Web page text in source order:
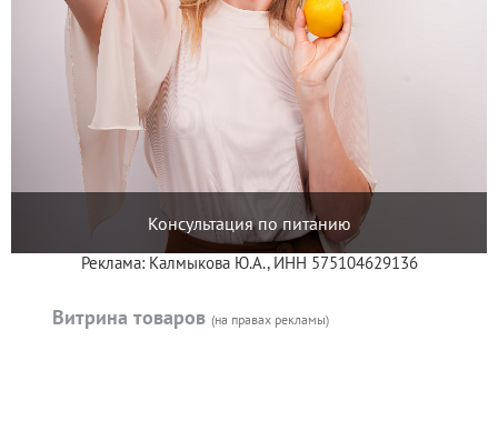
Консультация по питанию
Реклама: Калмыкова Ю.А., ИНН 575104629136
Витрина товаров (на правах рекламы)